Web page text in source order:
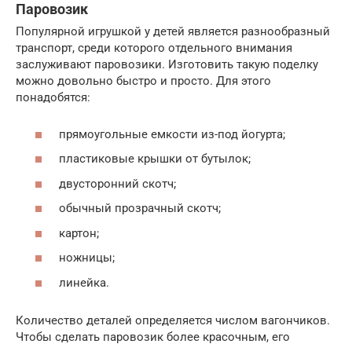
Паровозик
Популярной игрушкой у детей является разнообразный
транспорт, среди которого отдельного внимания
заслуживают паровозики. Изготовить такую поделку
можно довольно быстро и просто. Для этого
понадобятся:
прямоугольные емкости из-под йогурта;
пластиковые крышки от бутылок;
двусторонний скотч;
обычный прозрачный скотч;
картон;
ножницы;
линейка.
Количество деталей определяется числом вагончиков.
Чтобы сделать паровозик более красочным, его